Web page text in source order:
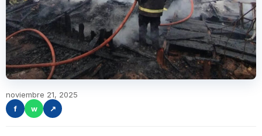
noviembre 21, 2025
f
w ↗